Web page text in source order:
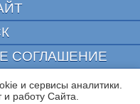
СОГЛАШЕНИЕ
CURATOR
и сервисы аналитики.
работу Cайта.